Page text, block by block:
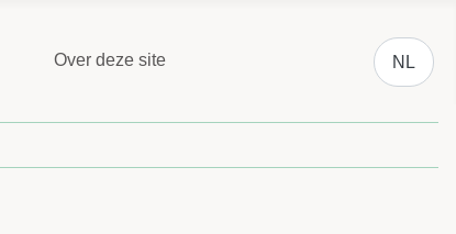
Over deze site
Selecteer
NL